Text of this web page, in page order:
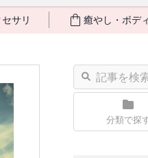
サリ 癒やし・ボデ
分類で探